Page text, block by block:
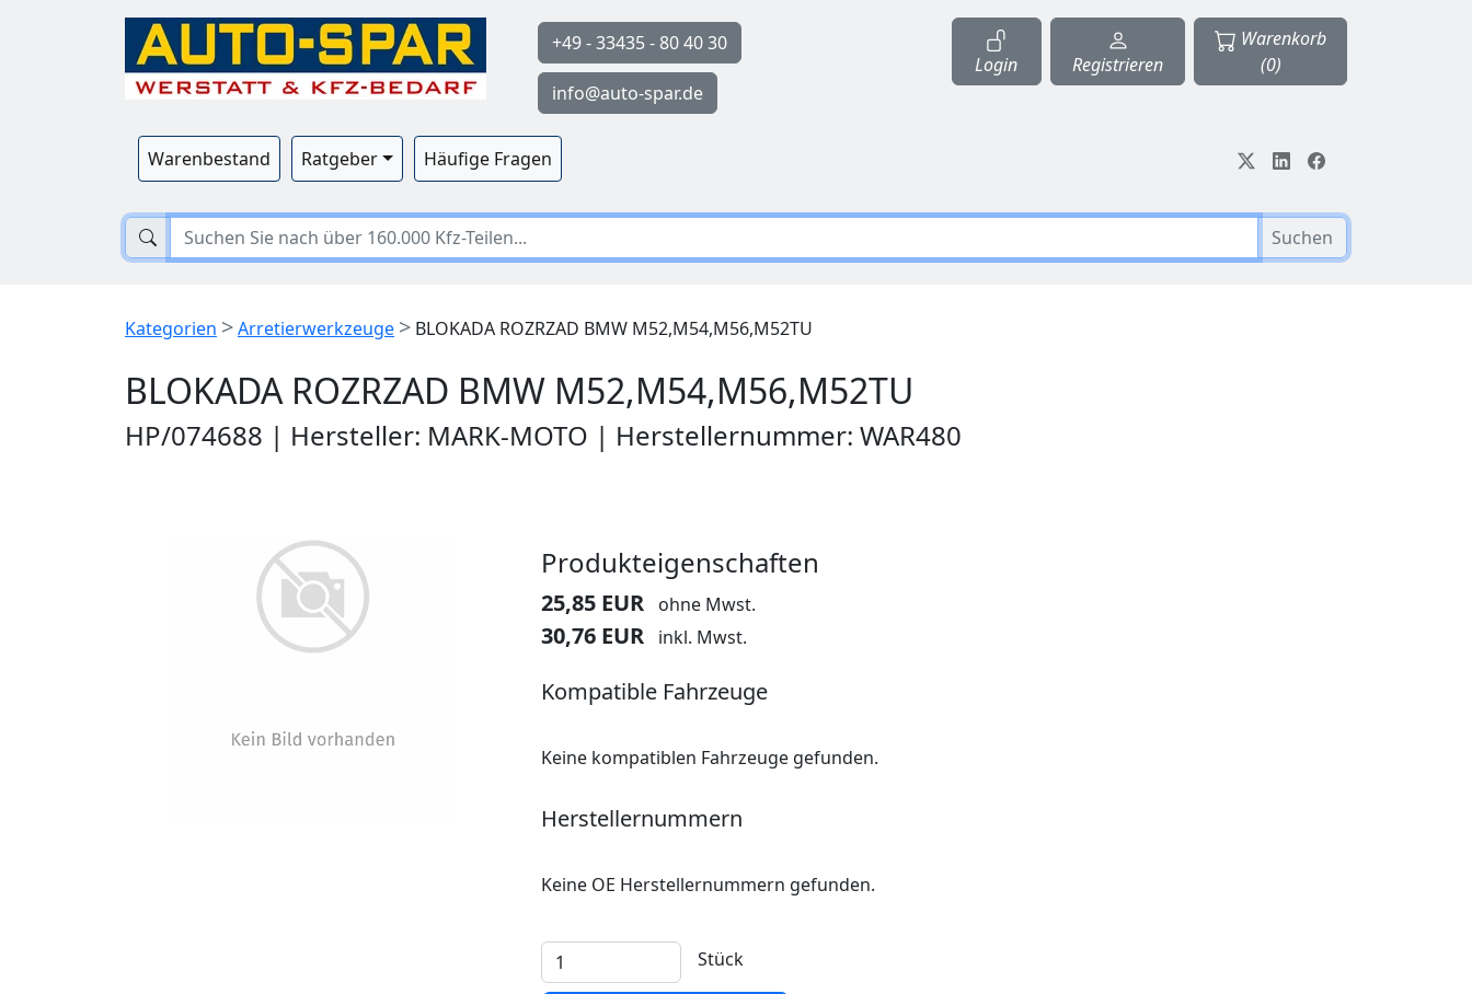
+49 - 33435 - 80 40 30
info@auto-spar.de
Login Registrieren
Warenkorb
(0)
Warenbestand Ratgeber Häufige Fragen
Suchen
Kategorien >Arretierwerkzeuge > BLOKADA ROZRZAD BMW M52,M54,M56,M52TU
BLOKADA ROZRZAD BMW M52,M54,M56,M52TU
HP/074688 | Hersteller: MARK-MOTO | Herstellernummer: WAR480
Produkteigenschaften
25,85 EUR ohne Mwst.
30,76 EUR inkl. Mwst.
Kompatible Fahrzeuge
Keine kompatiblen Fahrzeuge gefunden.
Herstellernummern
Keine OE Herstellernummern gefunden.
Stück